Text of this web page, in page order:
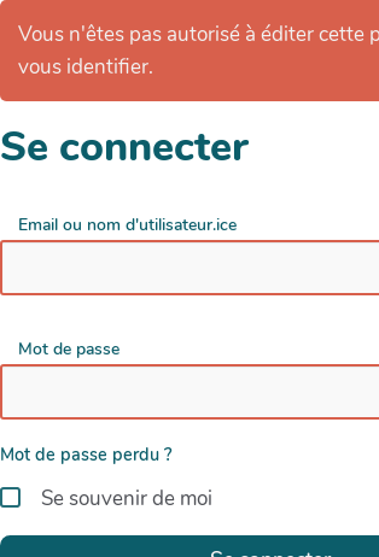
Vous n'êtes pas autorisé à éditer cette
vous identifier.
Se connecter
Email ou nom d'utilisateur.ice
Mot de passe
Mot de passe perdu ?
Se souvenir de moi